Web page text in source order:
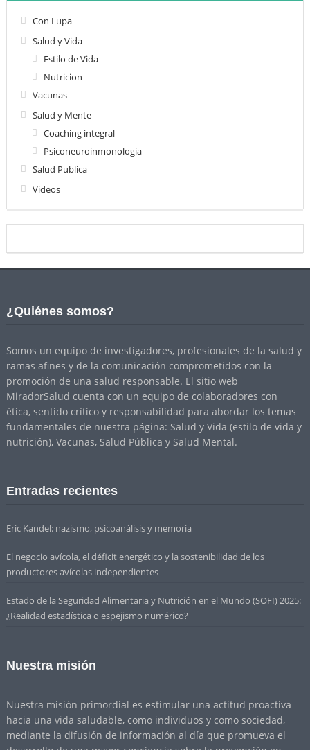
Con Lupa
Salud y Vida
Estilo de Vida
Nutricion
Vacunas
Salud y Mente
Coaching integral
Psiconeuroinmonologia
Salud Publica
Videos
¿Quiénes somos?
Somos un equipo de investigadores, profesionales de la salud y
ramas afines y de la comunicación comprometidos con la
promoción de una salud responsable. El sitio web
MiradorSalud cuenta con un equipo de colaboradores con
ética, sentido crítico y responsabilidad para abordar los temas
fundamentales de nuestra página: Salud y Vida (estilo de vida y
nutrición), Vacunas, Salud Pública y Salud Mental.
Entradas recientes
Eric Kandel: nazismo, psicoanálisis y memoria
El negocio avícola, el déficit energético y la sostenibilidad de los
productores avícolas independientes
Estado de la Seguridad Alimentaria y Nutrición en el Mundo (SOFI) 2025:
¿Realidad estadística o espejismo numérico?
Nuestra misión
Nuestra misión primordial es estimular una actitud proactiva
hacia una vida saludable, como individuos y como sociedad,
mediante la difusión de información al día que promueva el